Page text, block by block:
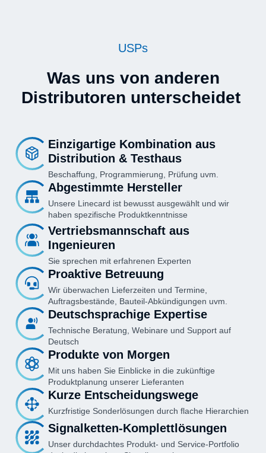
USPs
Was uns von anderen
Distributoren unterscheidet
Einzigartige Kombination aus
Distribution & Testhaus
Beschaffung, Programmierung, Prüfung uvm.
Abgestimmte Hersteller
Unsere Linecard ist bewusst ausgewählt und wir
haben spezifische Produktkenntnisse
Vertriebsmannschaft aus
Ingenieuren
Sie sprechen mit erfahrenen Experten
Proaktive Betreuung
Wir überwachen Lieferzeiten und Termine,
Auftragsbestände, Bauteil-Abkündigungen uvm.
Deutschsprachige Expertise
Technische Beratung, Webinare und Support auf
Deutsch
Produkte von Morgen
Mit uns haben Sie Einblicke in die zukünftige
Produktplanung unserer Lieferanten
Kurze Entscheidungswege
Kurzfristige Sonderlösungen durch flache Hierarchien
Signalketten-Komplettlösungen
Unser durchdachtes Produkt- und Service-Portfolio